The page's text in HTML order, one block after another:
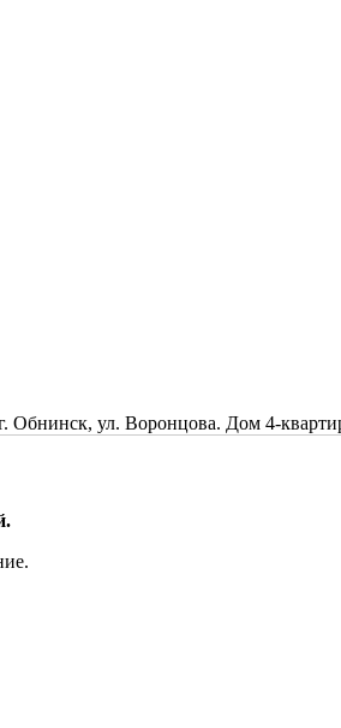
ул. Воронцова. Дом 4-